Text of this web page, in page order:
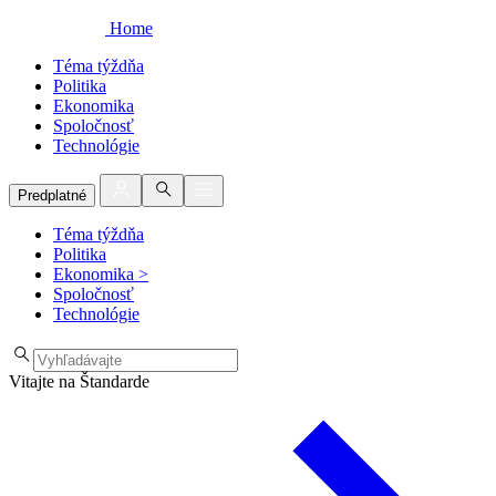
Home
Téma týždňa
Politika
Ekonomika
Spoločnosť
Technológie
Predplatné
Téma týždňa
Politika
Ekonomika >
Spoločnosť
Technológie
Vitajte na Štandarde